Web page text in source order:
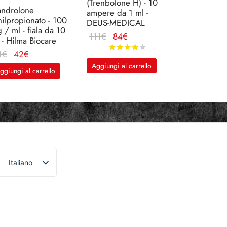
- 100
/ ml - fiala da 10
Hilma Biocare
€ Il
prezzo
originale
61€.
42€
prezzo
attuale
42€.
al carrello
(Trenbolone H) - 10
ampere da 1 ml -
DEUS-MEDICAL
111€ Il
prezzo
originale
era:
84€
prezzo
attuale
è:
Aggiungi al carrello
Italiano